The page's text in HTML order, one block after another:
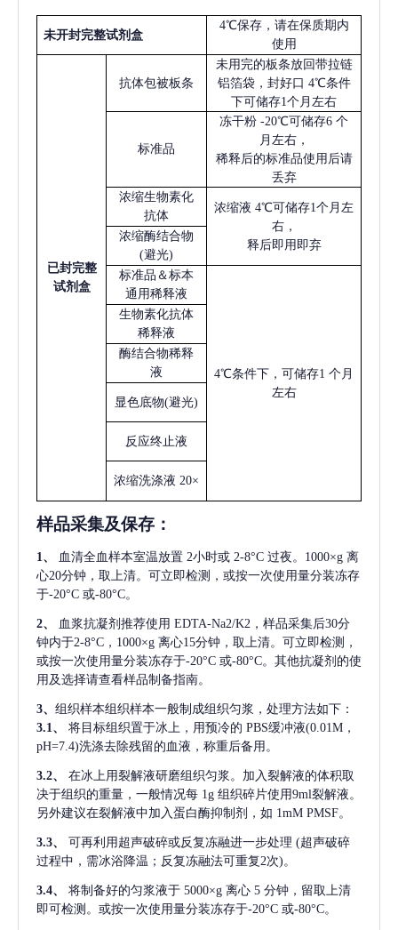
未开封完整试剂盒
4℃保存，请在保质期内
使用
已封完整
试剂盒
抗体包被板条
未用完的板条放回带拉链
铝箔袋，封好口 4℃条件
下可储存1个月左右
标准品
冻干粉 -20℃可储存6 个
月左右，
稀释后的标准品使用后请
丢弃
浓缩生物素化
抗体
浓缩液 4℃可储存1个月左
右，
释后即用即弃
浓缩酶结合物
(避光)
标准品＆标本
通用稀释液
4℃条件下，可储存1 个月
左右
生物素化抗体
稀释液
酶结合物稀释
液
显色底物(避光)
反应终止液
浓缩洗涤液 20×
样品采集及保存 ：
1、 血清全血样本室温放置 2小时或 2-8°C 过夜。1000×g 离
心20分钟，取上清。可立即检测，或按一次使用量分装冻存
于-20°C 或-80°C。
2、 血浆抗凝剂推荐使用 EDTA-Na2/K2，样品采集后30分
钟内于2-8°C，1000×g 离心15分钟，取上清。可立即检测，
或按一次使用量分装冻存于-20°C 或-80°C。其他抗凝剂的使
用及选择请查看样品制备指南。
3、 组织样本组织样本一般制成组织匀浆，处理方法如下：
3.1、
将目标组织置于冰上，用预冷的 PBS缓冲液(0.01M，
pH=7.4)洗涤去除残留的血液，称重后备用。
3.2、
在冰上用裂解液研磨组织匀浆。加入裂解液的体积取
决于组织的重量，一般情况每 1g 组织碎片使用9ml裂解液。
另外建议在裂解液中加入蛋白酶抑制剂，如 1mM PMSF。
3.3、 可再利用超声破碎或反复冻融进一步处理 (超声破碎
过程中，需冰浴降温；反复冻融法可重复2次)。
3.4、 将制备好的匀浆液于 5000×g 离心 5 分钟，留取上清
即可检测。或按一次使用量分装冻存于-20°C 或-80°C。